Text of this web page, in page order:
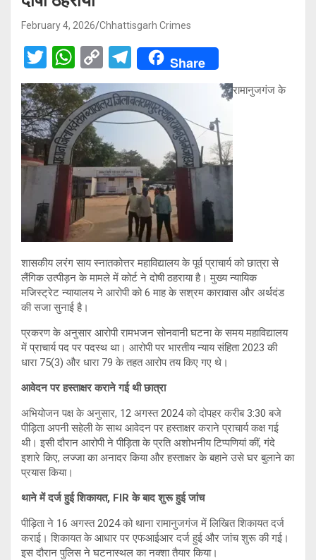
February 4, 2026 Chhattisgarh Crimes
T
wi
tt
er
W
h
at
s
A
p
p
C
o
py
Li
n
k
T
el
e
gr
a
m
Share
रामानुजगंज के
शासकीय लरंग साय स्नातकोत्तर महाविद्यालय के पूर्व प्राचार्य को छात्रा से
लैंगिक उत्पीड़न के मामले में कोर्ट ने दोषी ठहराया है। मुख्य न्यायिक
मजिस्ट्रेट न्यायालय ने आरोपी को 6 माह के सश्रम कारावास और अर्थदंड
की सजा सुनाई है।
प्रकरण के अनुसार आरोपी रामभजन सोनवानी घटना के समय महाविद्यालय
में प्राचार्य पद पर पदस्थ था। आरोपी पर भारतीय न्याय संहिता 2023 की
धारा 75(3) और धारा 79 के तहत आरोप तय किए गए थे।
आवेदन पर हस्ताक्षर कराने गई थी छात्रा
अभियोजन पक्ष के अनुसार, 12 अगस्त 2024 को दोपहर करीब 3:30 बजे
पीड़िता अपनी सहेली के साथ आवेदन पर हस्ताक्षर कराने प्राचार्य कक्ष गई
थी। इसी दौरान आरोपी ने पीड़िता के प्रति अशोभनीय टिप्पणियां कीं, गंदे
इशारे किए, लज्जा का अनादर किया और हस्ताक्षर के बहाने उसे घर बुलाने का
प्रयास किया।
थाने में दर्ज हुई शिकायत, FIR के बाद शुरू हुई जांच
पीड़िता ने 16 अगस्त 2024 को थाना रामानुजगंज में लिखित शिकायत दर्ज
कराई। शिकायत के आधार पर एफआईआर दर्ज हुई और जांच शुरू की गई।
इस दौरान पुलिस ने घटनास्थल का नक्शा तैयार किया।